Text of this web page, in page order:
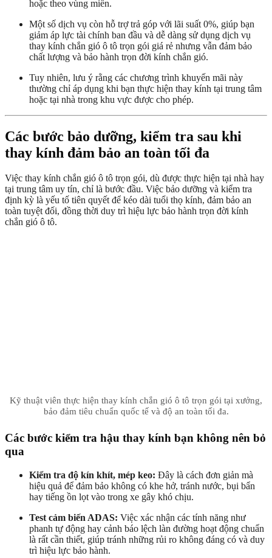
hoặc theo vùng miền.
Một số dịch vụ còn hỗ trợ trả góp với lãi suất 0%, giúp bạn
giảm áp lực tài chính ban đầu và dễ dàng sử dụng dịch vụ
thay kính chắn gió ô tô trọn gói giá rẻ nhưng vẫn đảm bảo
chất lượng và bảo hành trọn đời kính chắn gió.
Tuy nhiên, lưu ý rằng các chương trình khuyến mãi này
thường chỉ áp dụng khi bạn thực hiện thay kính tại trung tâm
hoặc tại nhà trong khu vực được cho phép.
Các bước bảo dưỡng, kiểm tra sau khi
thay kính đảm bảo an toàn tối đa
Việc thay kính chắn gió ô tô trọn gói, dù được thực hiện tại nhà hay
tại trung tâm uy tín, chỉ là bước đầu. Việc bảo dưỡng và kiểm tra
định kỳ là yếu tố tiên quyết để kéo dài tuổi thọ kính, đảm bảo an
toàn tuyệt đối, đồng thời duy trì hiệu lực bảo hành trọn đời kính
chắn gió ô tô.
Kỹ thuật viên thực hiện thay kính chắn gió ô tô trọn gói tại xưởng,
bảo đảm tiêu chuẩn quốc tế và độ an toàn tối đa.
Các bước kiểm tra hậu thay kính bạn không nên bỏ
qua
Kiểm tra độ kín khít, mép keo: Đây là cách đơn giản mà
hiệu quả để đảm bảo không có khe hở, tránh nước, bụi bẩn
hay tiếng ồn lọt vào trong xe gây khó chịu.
Test cảm biến ADAS: Việc xác nhận các tính năng như
phanh tự động hay cảnh báo lệch làn đường hoạt động chuẩn
là rất cần thiết, giúp tránh những rủi ro không đáng có và duy
trì hiệu lực bảo hành.